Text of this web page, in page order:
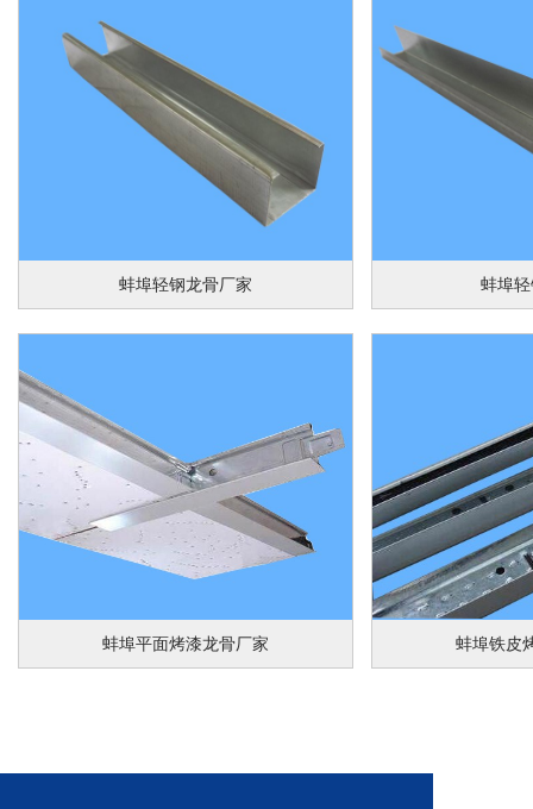
蚌埠轻钢龙骨厂家 蚌埠
蚌埠平面烤漆龙骨厂家 蚌埠铁皮